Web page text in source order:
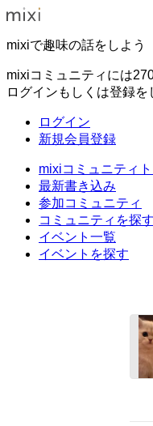
mixiで趣味の話をしよう
mixiコミュニティには
ログインもしくは登録
ログイン
新規会員登録
mixiコミュニティ
最新書き込み
参加コミュニティ
コミュニティを探す
イベント一覧
イベントを探す